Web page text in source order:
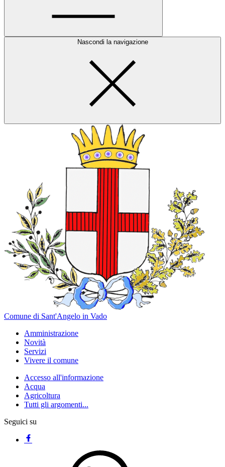
Nascondi la navigazione
Comune di Sant'Angelo in Vado
Amministrazione
Novità
Servizi
Vivere il comune
Accesso all'informazione
Acqua
Agricoltura
Tutti gli argomenti...
Seguici su